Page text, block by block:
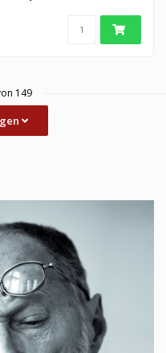
Wachstum u..
149